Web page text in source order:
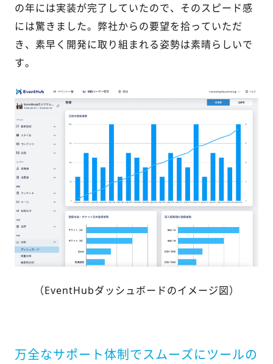
の年には実装が完了していたので、そのスピード感
には驚きました。弊社からの要望を拾っていただ
き、素早く開発に取り組まれる姿勢は素晴らしいで
す。
（EventHubダッシュボードのイメージ図）
万全なサポート体制でスムーズにツールの